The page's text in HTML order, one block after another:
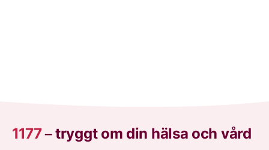
1177–tryggt om din hälsa och vård